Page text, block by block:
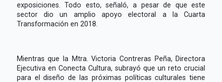
exposiciones. Todo esto, señaló, a pesar de que este
sector dio un amplio apoyo electoral a la Cuarta
Transformación en 2018.
Mientras que la Mtra. Victoria Contreras Peña, Directora
Ejecutiva en Conecta Cultura, subrayó que un reto crucial
para el diseño de las próximas políticas culturales tiene